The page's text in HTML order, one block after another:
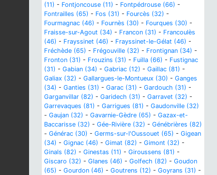
(11) - Fontjoncouse (11) - Fontpédrouse (66) -
Fontrailles (65) - Fos (31) - Fourcès (32) -
Fourmagnac (46) - Fournès (30) - Fourques (30) -
Fraisse-sur-Agout (34) - Francon (31) - Francoulès
(46) - Frayssinet (46) - Frayssinet-le-Gélat (46) -
Fréchède (65) - Frégouville (32) - Frontignan (34) -
Fronton (31) - Frouzins (31) - Fuilla (66) - Fustignac
(31) - Gabian (34) - Gabriac (12) - Gaillac (81) -
Galiax (32) - Gallargues-le-Montueux (30) - Ganges
(34) - Ganties (31) - Garac (31) - Gardouch (31) -
Garganvillar (82) - Garidech (31) - Garravet (32) -
Garrevaques (81) - Garrigues (81) - Gaudonville (32)
- Gaujan (32) - Gavarnie-Gèdre (65) - Gazax-et-
Baccarisse (32) - Gée-Rivière (32) - Génébrières (82)
- Générac (30) - Germs-sur-l'Oussouet (65) - Gigean
(34) - Gignac (46) - Gimat (82) - Gimont (32) -
Ginals (82) - Ginestas (11) - Giroussens (81) -
Giscaro (32) - Glanes (46) - Golfech (82) - Goudon
(65) - Gourdon (46) - Goutrens (12) - Goyrans (31) -